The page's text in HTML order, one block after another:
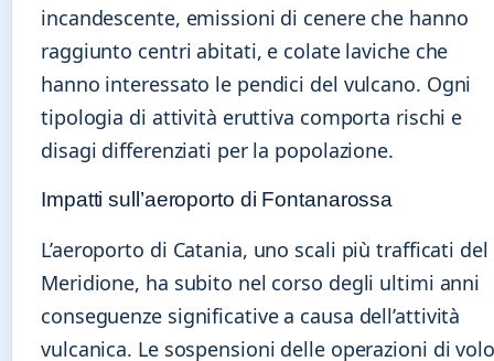
incandescente, emissioni di cenere che hanno
raggiunto centri abitati, e colate laviche che
hanno interessato le pendici del vulcano. Ogni
tipologia di attività eruttiva comporta rischi e
disagi differenziati per la popolazione.
Impatti sull’aeroporto di Fontanarossa
L’aeroporto di Catania, uno scali più trafficati del
Meridione, ha subito nel corso degli ultimi anni
conseguenze significative a causa dell’attività
vulcanica. Le sospensioni delle operazioni di volo